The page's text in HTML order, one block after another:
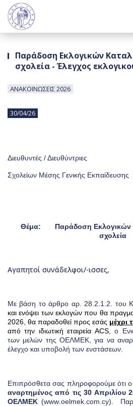
Συνδέσμοι
Συντάξεις & Ωφελήματα
Σχολικές Μονάδες
Εφημερίδα
Επικοινωνία
ΔΡΑΣΤΗΡΙΟΤΗΤΕΣ
ΟΡΓΑΝΩΤΙΚΗ ΛΕΙΤΟΥΡΓΙΑ
ΕΝΤΥΠΑ
Παράδοση Εκλογικών
σχολεία - Έλεγχος
ΑΝΑΚΟΙΝΩΣΕΙΣ 2026
30/04/26
Διευθυντές / Διευθύντριες
Σχολείων Μέσης Γενικής Εκπαίδευσης
Θέμα: Παράδοση Εκλογικών
σχολεία
Αγαπητοί συνάδελφοι/-ισσες,
Με βάση το άρθρο αρ. 28.2.1.2. του
και ενόψει των εκλογών που θα
2026, θα παραδοθεί προς εσάς μέχρι
από την ιδιωτική εταιρεία ACS ,ο
των μελών της ΟΕΛΜΕΚ, για να
έλεγχο και υποβολή των ενστάσεων.
Επιπρόσθετα σας πληροφορούμε ότι ο
αναρτημένος από τις 30 Απριλίου
ΟΕΛΜΕΚ (www oelmek com cy).